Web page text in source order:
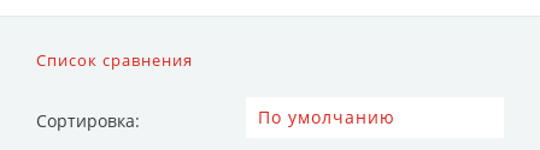
Список сравнения
Сортировка: